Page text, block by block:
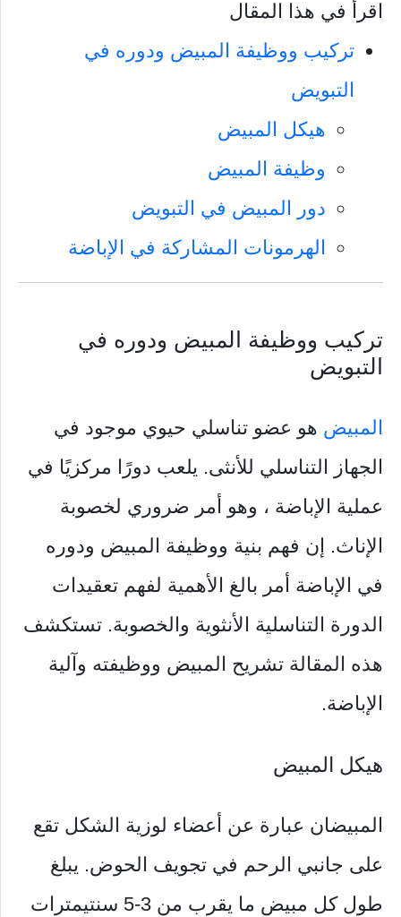
اقرأ في هذا المقال
تركيب ووظيفة المبيض ودوره في
التبويض
هيكل المبيض
وظيفة المبيض
دور المبيض في التبويض
الهرمونات المشاركة في الإباضة
تركيب ووظيفة المبيض ودوره في
التبويض
المبيض هو عضو تناسلي حيوي موجود في
الجهاز التناسلي للأنثى. يلعب دورًا مركزيًا في
عملية الإباضة ، وهو أمر ضروري لخصوبة
الإناث. إن فهم بنية ووظيفة المبيض ودوره
في الإباضة أمر بالغ الأهمية لفهم تعقيدات
الدورة التناسلية الأنثوية والخصوبة. تستكشف
هذه المقالة تشريح المبيض ووظيفته وآلية
الإباضة.
هيكل المبيض
المبيضان عبارة عن أعضاء لوزية الشكل تقع
على جانبي الرحم في تجويف الحوض. يبلغ
طول كل مبيض ما يقرب من 3-5 سنتيمترات